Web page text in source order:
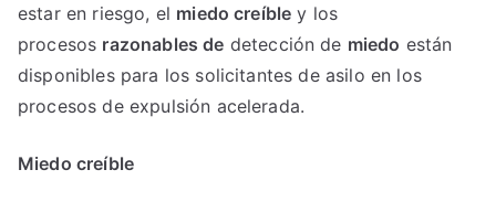
estar en riesgo, el miedo creíble y los
procesos razonables de detección de miedo están
disponibles para los solicitantes de asilo en los
procesos de expulsión acelerada.
Miedo creíble